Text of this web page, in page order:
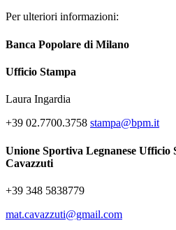
Per ulteriori informazioni:
Banca Popolare di Milano
Ufficio Stampa
Laura Ingardia
+39 02.7700.3758 stampa@bpm.it
Unione Sportiva Legnanese Ufficio
Cavazzuti
+39 348 5838779
mat.cavazzuti@gmail.com